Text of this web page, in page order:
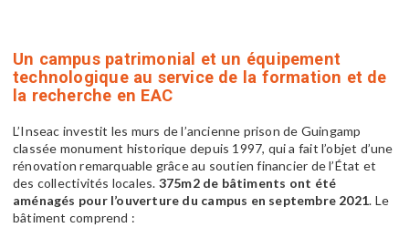
Un campus patrimonial et un équipement
technologique au service de la formation et de
la recherche en EAC
L’Inseac investit les murs de l’ancienne prison de Guingamp
classée monument historique depuis 1997, qui a fait l’objet d’une
rénovation remarquable grâce au soutien financier de l’État et
des collectivités locales. 375m2 de bâtiments ont été
aménagés pour l’ouverture du campus en septembre 2021. Le
bâtiment comprend :